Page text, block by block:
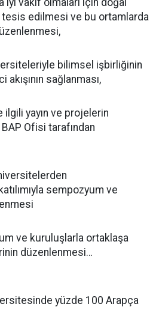
iyi vakıf olmaları için doğal
tesis edilmesi ve bu ortamlarda
bilimsel işbirliğinin
sağlanması,
yayın ve projelerin
Ofisi tarafından
sempozyum ve
ve kuruluşlarla ortaklaşa
düzenlenmesi…